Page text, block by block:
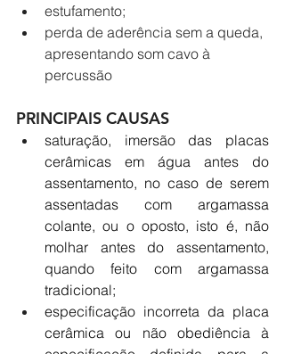
estufamento;
perda de aderência sem a queda,
apresentando som cavo à
percussão
PRINCIPAIS CAUSAS
saturação, imersão das placas
cerâmicas em água antes do
assentamento, no caso de serem
assentadas com argamassa
colante, ou o oposto, isto é, não
molhar antes do assentamento,
quando feito com argamassa
tradicional;
especificação incorreta da placa
cerâmica ou não obediência à